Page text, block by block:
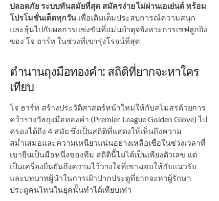
ปลอดภัย ระบบทันสมัยที่สุด สมัครง่าย ไม่ผ่านเอเย่นต์ พร้อม
โปรโมชั่นเด็ดทุกวันเพื่อเติมเต็มประสบการณ์ความสนุก
และลุ้นไปกับผลการแข่งขันที่แม่นยำดุจจังหวะการเซฟลูกยิง
ของ โจ ฮาร์ท ในช่วงที่เขารุ่งโรจน์ที่สุด
ตำนานถุงมือทองคำ: สถิติที่ยากจะหาใคร
เทียบ
โจ ฮาร์ท สร้างประวัติศาสตร์หน้าใหม่ให้กับสโมสรด้วยการ
คว้ารางวัลถุงมือทองคำ (Premier League Golden Glove) ไป
ครองได้ถึง 4 สมัย ซึ่งเป็นสถิติที่แสดงให้เห็นถึงความ
สม่ำเสมอและความเหนียวแน่นอย่างเหลือเชื่อในช่วงเวลาที่
เขายืนเป็นมือหนึ่งของทีม สถิตินี้ไม่ได้เป็นเพียงตัวเลข แต่
เป็นเครื่องยืนยันถึงความไว้วางใจที่เขามอบให้กับแนวรับ
และบทบาทผู้นำในการเฝ้าปากประตูที่ยากจะหาผู้รักษา
ประตูคนไหนในยุคนั้นทำได้เทียบเท่า